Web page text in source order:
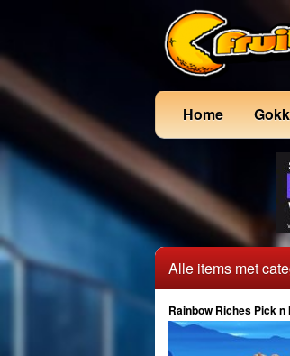
Home
Alle items met
Rainbow Riches Pick n